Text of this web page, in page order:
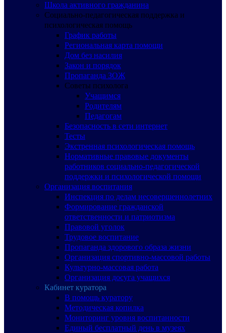
Школа активного гражданина
Социально-педагогическая поддержка и
психологическая помощь
График работы
Региональная карта помощи
Дом без насилия
Закон и порядок
Пропаганда ЗОЖ
Советы психолога
Учащимся
Родителям
Педагогам
Безопасность в сети интернет
Тесты
Экстренная психологическая помощь
Нормативные правовые документы
работников социально-педагогической
поддержки и психологической помощи
Организация воспитания
Инспекция по делам несовершеннолетних
Формирование гражданской
ответственности и патриотизма
Правовой уголок
Трудовое воспитание
Пропаганда здорового образа жизни
Организация спортивно-массовой работы
Культурно-массовая работа
Организация досуга учащихся
Кабинет куратора
В помощь куратору
Методическая копилка
Мониторинг уровня воспитанности
Единый бесплатный день в музеях